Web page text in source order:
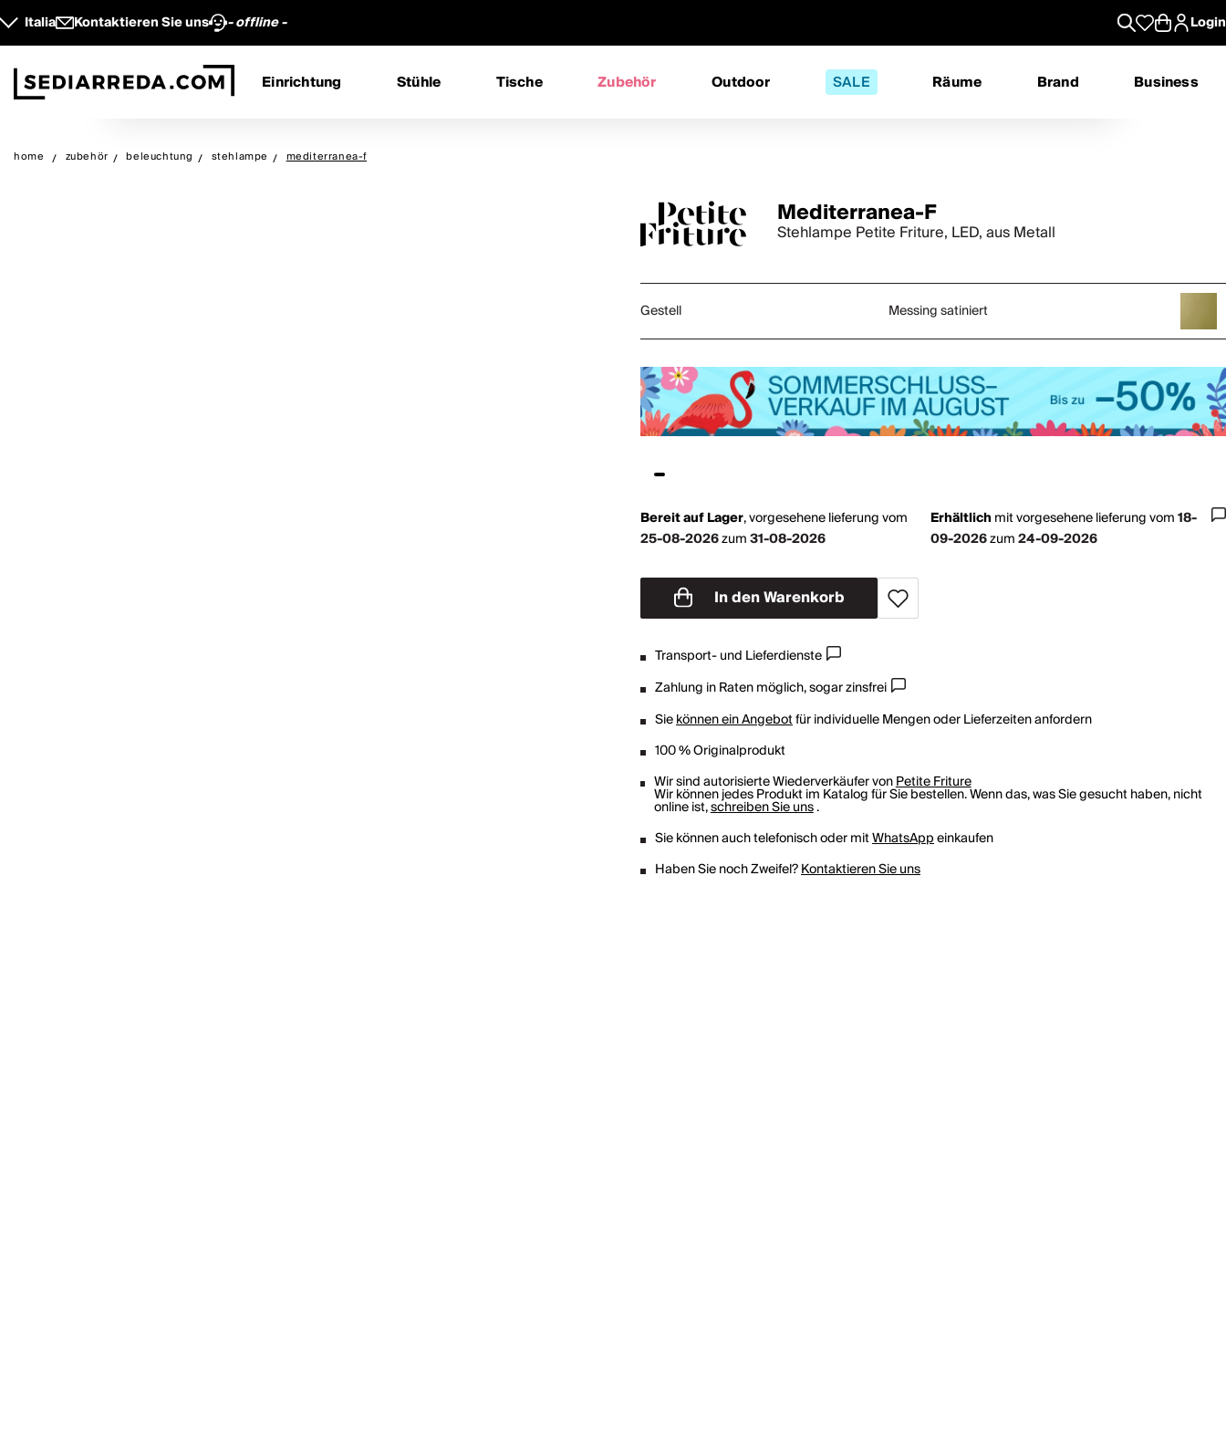
Italia Kontaktieren Sie uns - offline - Login
Einrichtung Stühle Tische Zubehör Outdoor SALE Räume Brand Business
home zubehör beleuchtung stehlampe mediterranea-f
Mediterranea-F
Stehlampe Petite Friture, LED, aus Metall
Gestell Messing satiniert
Bereit auf Lager,vorgesehene lieferung vom
25-08-2026zum31-08-2026
Erhältlich mitvorgesehene lieferung vom18-
09-2026zum24-09-2026
In den Warenkorb
Transport- und Lieferdienste
Zahlung in Raten möglich, sogar zinsfrei
Siekönnen ein Angebotfür individuelle Mengen oder Lieferzeiten anfordern
100 % Originalprodukt
Wir sind autorisierte Wiederverkäufer vonPetite Friture
Wir können jedes Produkt im Katalog für Sie bestellen. Wenn das, was Sie gesucht haben, nicht
online ist,schreiben Sie uns.
Sie können auch telefonisch oder mitWhatsAppeinkaufen
Haben Sie noch Zweifel?Kontaktieren Sie uns